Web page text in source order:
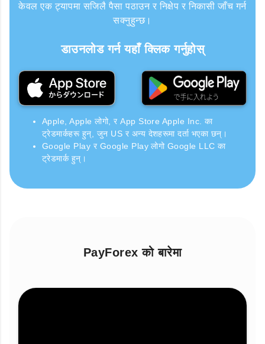
केवल एक ट्यापमा सजिलै पैसा पठाउन र निक्षेप र निकासी जाँच गर्न
सक्नुहुन्छ।
डाउनलोड गर्न यहाँ क्लिक गर्नुहोस्
Apple, Apple लोगो, र App Store Apple Inc. का
ट्रेडमार्कहरू हुन्, जुन US र अन्य देशहरूमा दर्ता भएका छन्।
Google Play र Google Play लोगो Google LLC का
ट्रेडमार्क हुन्।
PayForex को बारेमा